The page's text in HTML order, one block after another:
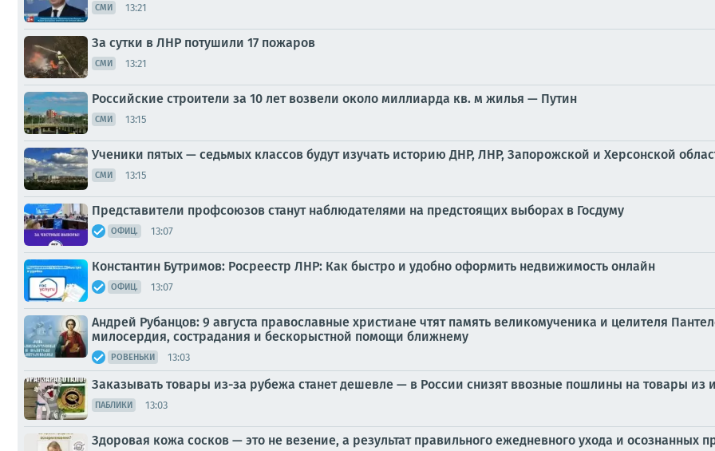
СМИ 13:21
За сутки в ЛНР потушили 17 пожаров
СМИ 13:21
Российские строители за 10 лет возвели около миллиарда кв. м жилья — Путин
СМИ 13:15
Ученики пятых — седьмых классов будут изучать историю ДНР, ЛНР, Запорожской и Херсонской
СМИ 13:15
Представители профсоюзов станут наблюдателями на предстоящих выборах в Госдуму
ОФИЦ. 13:07
Константин Бутримов: Росреестр ЛНР: Как быстро и удобно оформить недвижимость онлайн
ОФИЦ. 13:07
Андрей Рубанцов: 9 августа православные христиане чтят память великомученика и целителя
милосердия, сострадания и бескорыстной помощи ближнему
РОВЕНЬКИ 13:03
Заказывать товары из-за рубежа станет дешевле — в России снизят ввозные пошлины на товары из
ПАБЛИКИ 13:03
Здоровая кожа сосков — это не везение, а результат правильного ежедневного ухода и осознанных